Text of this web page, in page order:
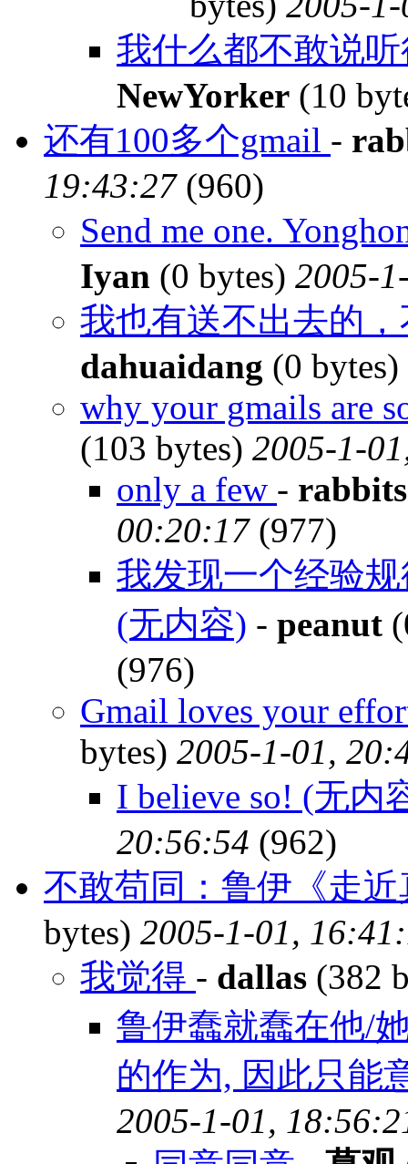
我什么都不敢说
NewYorker (10
还有100多个gmail -
19:43:27(960)
Send me one.
Iyan (0 bytes) 2005-
我也有送不出去的
dahuaidang (0 bytes)
why your gmails are
(103 bytes) 2005-1-
only a few - rabbits
00:20:17(977)
我发现一个经验
(无内容) - peanut
(976)
Gmail loves your
bytes) 2005-1-01,
I believe so! (无内
20:56:54 (962)
不敢苟同：鲁伊《走
bytes) 2005-1-01,
我觉得 - dallas (382
鲁伊蠢就蠢在他/
的作为, 因此只能
2005-1-01,